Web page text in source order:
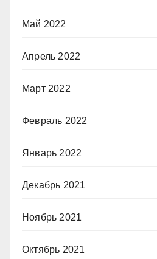
Май 2022
Апрель 2022
Март 2022
Февраль 2022
Январь 2022
Декабрь 2021
Ноябрь 2021
Октябрь 2021